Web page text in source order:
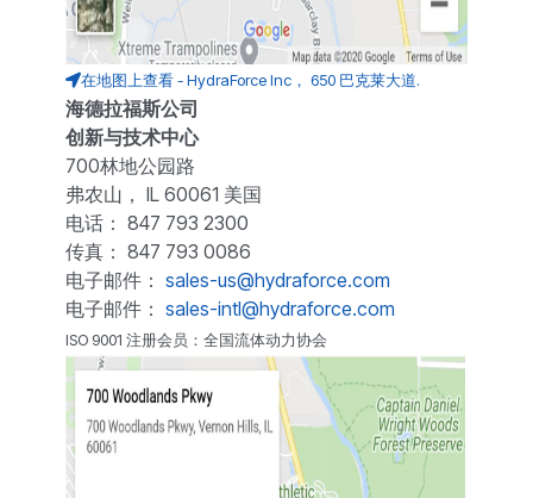
在地图上查看 - HydraForce Inc， 650 巴克莱大道.
海德拉福斯公司
创新与技术中心
700林地公园路
弗农山， IL 60061 美国
电话： 847 793 2300
传真： 847 793 0086
电子邮件： sales-us@hydraforce.com
电子邮件： sales-intl@hydraforce.com
ISO 9001 注册会员：全国流体动力协会